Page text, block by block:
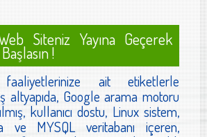
Siteniz Yayına Geçerek
Başlasın !
faaliyetlerinize ait etiketlerle
altyapıda, Google arama motoru
kullanıcı dostu, Linux sistem,
ve MYSQL veritabanı içeren,